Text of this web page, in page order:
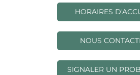
HORAIRES
NOUS
SIGNALER UN